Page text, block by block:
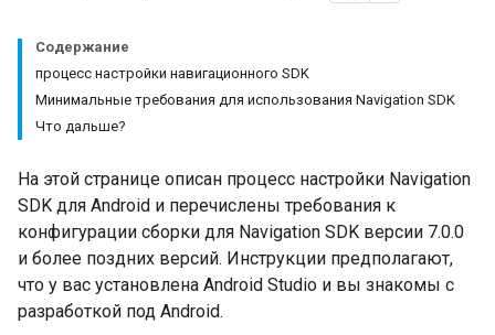
Содержание
процесс настройки навигационного SDK
Минимальные требования для использования Navigation SDK
Что дальше?
На этой странице описан процесс настройки Navigation
SDK для Android и перечислены требования к
конфигурации сборки для Navigation SDK версии 7.0.0
и более поздних версий. Инструкции предполагают,
что у вас установлена ​​Android Studio и вы знакомы с
разработкой под Android.